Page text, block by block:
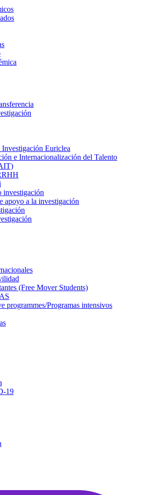
Euriclea
e Internacionalización del Talento
investigación
apoyo a la investigación
(Free Mover Students)
programmes/Programas intensivos
19